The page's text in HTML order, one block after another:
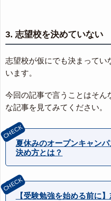
3. 志望校を決めていない
志望校が仮にでも決まってい
います。
今回の記事で言うことはそん
な記事を見てみてください。
夏休みのオープンキャン
決め方とは？
【受験勉強を始める前に